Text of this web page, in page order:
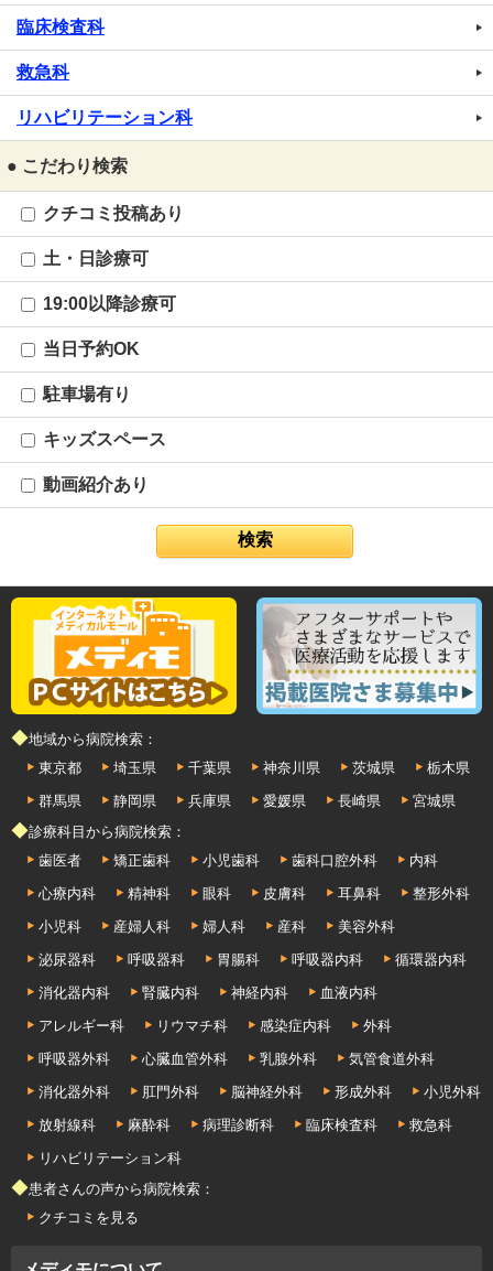
臨床検査科
救急科
リハビリテーション科
● こだわり検索
クチコミ投稿あり
土・日診療可
19:00以降診療可
当日予約OK
駐車場有り
キッズスペース
動画紹介あり
◆地域から病院検索：
東京都
埼玉県 千葉県 神奈川県 茨城県
栃木県
群馬県
静岡県 兵庫県 愛媛県 長崎県
宮城県
◆診療科目から病院検索：
歯医者
矯正歯科 小児歯科 歯科口腔外科
内科
心療内科
精神科 眼科 皮膚科 耳鼻科
整形外科
小児科
産婦人科 婦人科 産科
美容外科
泌尿器科
呼吸器科 胃腸科 呼吸器内科
循環器内科
消化器内科
腎臓内科 神経内科
血液内科
アレルギー科
リウマチ科 感染症内科
外科
呼吸器外科
心臓血管外科 乳腺外科
気管食道外科
消化器外科
肛門外科 脳神経外科 形成外科
小児外科
放射線科
麻酔科 病理診断科 臨床検査科
救急科
リハビリテーション科
◆患者さんの声から病院検索：
クチコミを見る